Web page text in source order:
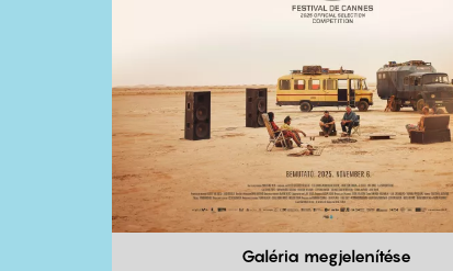
Galéria megjelenítése